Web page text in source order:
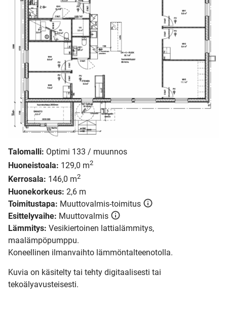
Talomalli: Optimi 133 / muunnos
Huoneistoala: 129,0 m2
Kerrosala: 146,0 m2
Huonekorkeus: 2,6 m
Toimitustapa: Muuttovalmis-toimitus
Esittelyvaihe: Muuttovalmis
Lämmitys: Vesikiertoinen lattialämmitys,
maalämpöpumppu.
Koneellinen ilmanvaihto lämmöntalteenotolla.
Kuvia on käsitelty tai tehty digitaalisesti tai
tekoälyavusteisesti.